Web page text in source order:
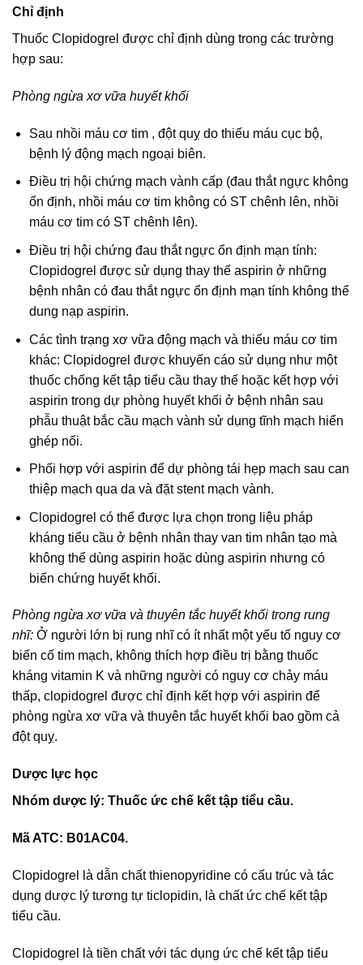
Chỉ định
Thuốc Clopidogrel được chỉ định dùng trong các trường
hợp sau:
Phòng ngừa xơ vữa huyết khối
Sau nhồi máu cơ tim , đột quỵ do thiếu máu cục bộ,
bệnh lý động mạch ngoại biên.
Điều trị hội chứng mạch vành cấp (đau thắt ngực không
ổn định, nhồi máu cơ tim không có ST chênh lên, nhồi
máu cơ tim có ST chênh lên).
Điều trị hội chứng đau thắt ngực ổn định mạn tính:
Clopidogrel được sử dụng thay thế aspirin ở những
bệnh nhân có đau thắt ngực ổn định mạn tính không thể
dung nạp aspirin.
Các tình trạng xơ vữa động mạch và thiếu máu cơ tim
khác: Clopidogrel được khuyến cáo sử dụng như một
thuốc chống kết tập tiểu cầu thay thế hoặc kết hợp với
aspirin trong dự phòng huyết khối ở bệnh nhân sau
phẫu thuật bắc cầu mạch vành sử dụng tĩnh mạch hiển
ghép nối.
Phối hợp với aspirin để dự phòng tái hẹp mạch sau can
thiệp mạch qua da và đặt stent mạch vành.
Clopidogrel có thể được lựa chọn trong liệu pháp
kháng tiểu cầu ở bệnh nhân thay van tim nhân tạo mà
không thể dùng aspirin hoặc dùng aspirin nhưng có
biến chứng huyết khối.
Phòng ngừa xơ vữa và thuyên tắc huyết khối trong rung
nhĩ: Ở người lớn bị rung nhĩ có ít nhất một yếu tố nguy cơ
biến cố tim mạch, không thích hợp điều trị bằng thuốc
kháng vitamin K và những người có nguy cơ chảy máu
thấp, clopidogrel được chỉ định kết hợp với aspirin để
phòng ngừa xơ vữa và thuyên tắc huyết khối bao gồm cả
đột quỵ.
Dược lực học
Nhóm dược lý: Thuốc ức chế kết tập tiểu cầu.
Mã ATC: B01AC04.
Clopidogrel là dẫn chất thienopyridine có cấu trúc và tác
dụng dược lý tương tự ticlopidin, là chất ức chế kết tập
tiểu cầu.
Clopidogrel là tiền chất với tác dụng ức chế kết tập tiểu